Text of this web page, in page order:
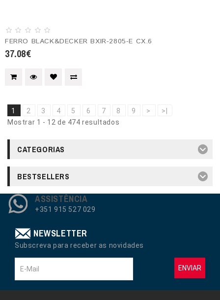
FERRO BLACK&DECKER BXIR-2805-E CX.6
37.08€
1 2 3 4 5 6 7 8 9 >
>|
Mostrar 1 - 12 de 474 resultados
CATEGORIAS
BESTSELLERS
ASSISTÊNCIA
+351 915 527 029
NEWSLETTER
Subscreva para receber as novidades
ENVIAR